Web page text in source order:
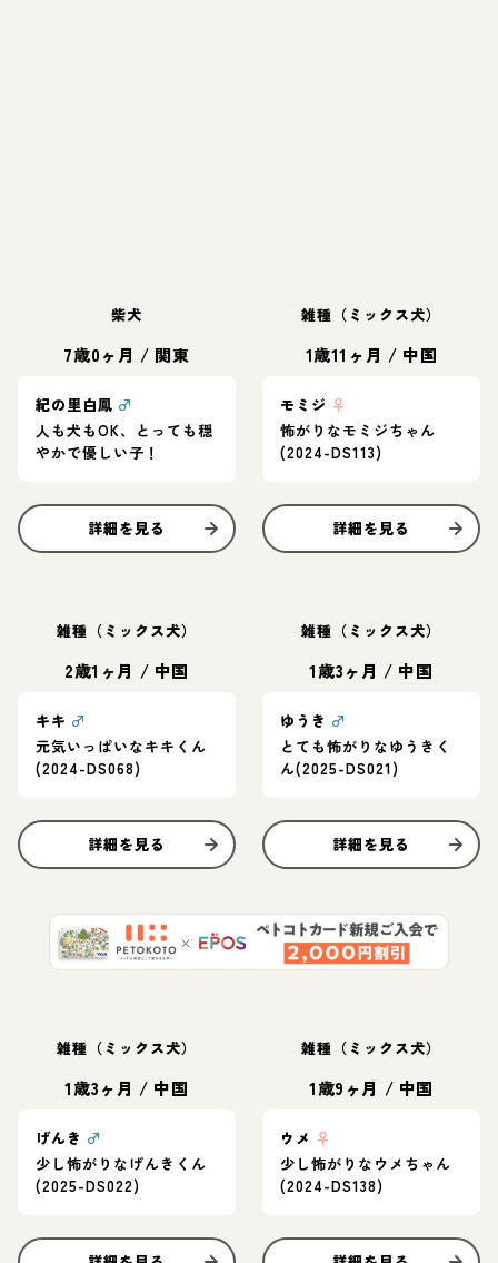
柴犬
7歳0ヶ月 / 関東
紀の里白鳳 ♂
人も犬もOK、とっても穏
やかで優しい子！
詳細を見る
雑種（ミックス犬）
1歳11ヶ月 / 中国
モミジ ♀
怖がりなモミジちゃん
(2024-DS113)
詳細を見る
雑種（ミックス犬）
2歳1ヶ月 / 中国
キキ ♂
元気いっぱいなキキくん
(2024-DS068)
詳細を見る
雑種（ミックス犬）
1歳3ヶ月 / 中国
ゆうき ♂
とても怖がりなゆうきく
ん(2025-DS021)
詳細を見る
雑種（ミックス犬）
1歳3ヶ月 / 中国
げんき ♂
少し怖がりなげんきくん
(2025-DS022)
雑種（ミックス犬）
1歳9ヶ月 / 中国
ウメ ♀
少し怖がりなウメちゃん
(2024-DS138)